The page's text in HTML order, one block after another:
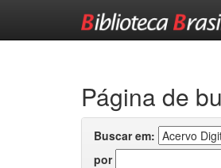
Página de
Buscar em:
por